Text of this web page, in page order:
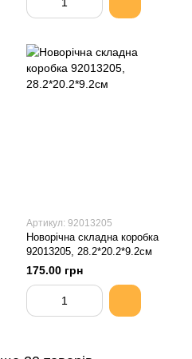
Артикул: 92013205
Новорічна складна коробка
92013205, 28.2*20.2*9.2см
175.00 грн